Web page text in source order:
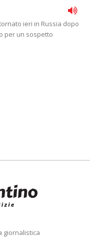
ieri in Russia dopo
per un sospetto
giornalistica